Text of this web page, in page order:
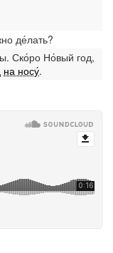
де́лать?
Ско́ро Но́вый год,
на носу́.